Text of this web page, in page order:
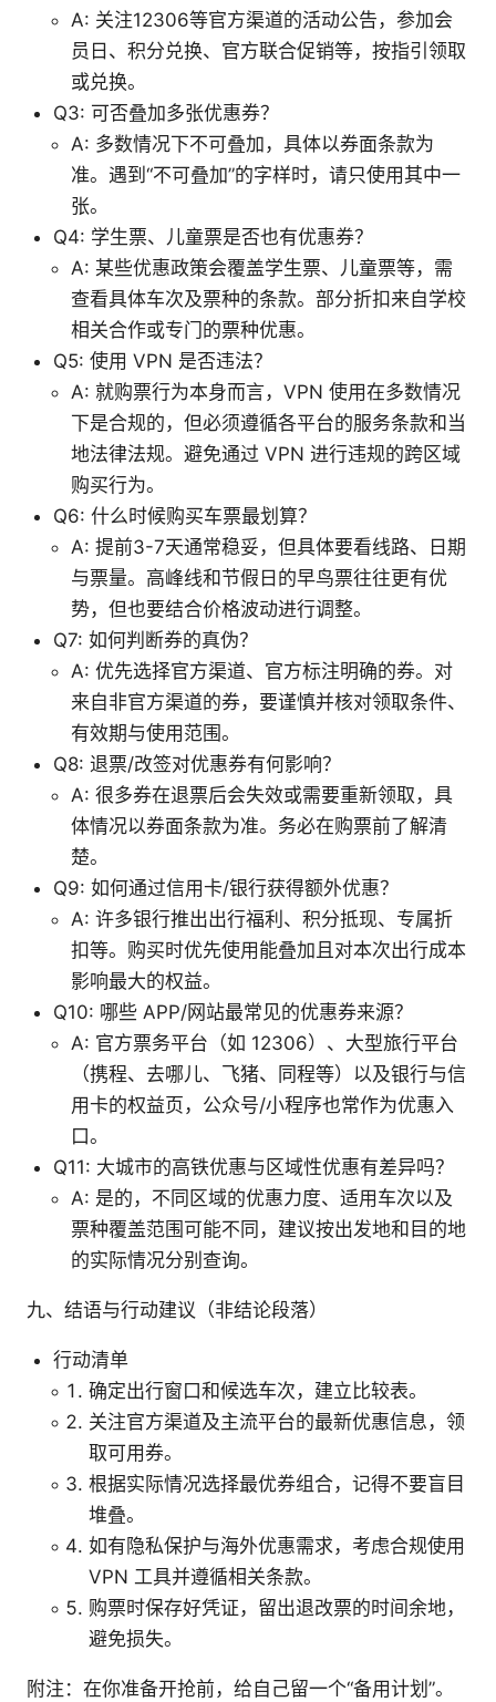
A: 关注12306等官方渠道的活动公告，参加会
员日、积分兑换、官方联合促销等，按指引领取
或兑换。
Q3: 可否叠加多张优惠券？
A: 多数情况下不可叠加，具体以券面条款为
准。遇到“不可叠加”的字样时，请只使用其中一
张。
Q4: 学生票、儿童票是否也有优惠券？
A: 某些优惠政策会覆盖学生票、儿童票等，需
查看具体车次及票种的条款。部分折扣来自学校
相关合作或专门的票种优惠。
Q5: 使用 VPN 是否违法？
A: 就购票行为本身而言，VPN 使用在多数情况
下是合规的，但必须遵循各平台的服务条款和当
地法律法规。避免通过 VPN 进行违规的跨区域
购买行为。
Q6: 什么时候购买车票最划算？
A: 提前3-7天通常稳妥，但具体要看线路、日期
与票量。高峰线和节假日的早鸟票往往更有优
势，但也要结合价格波动进行调整。
Q7: 如何判断券的真伪？
A: 优先选择官方渠道、官方标注明确的券。对
来自非官方渠道的券，要谨慎并核对领取条件、
有效期与使用范围。
Q8: 退票/改签对优惠券有何影响？
A: 很多券在退票后会失效或需要重新领取，具
体情况以券面条款为准。务必在购票前了解清
楚。
Q9: 如何通过信用卡/银行获得额外优惠？
A: 许多银行推出出行福利、积分抵现、专属折
扣等。购买时优先使用能叠加且对本次出行成本
影响最大的权益。
Q10: 哪些 APP/网站最常见的优惠券来源？
A: 官方票务平台（如 12306）、大型旅行平台
（携程、去哪儿、飞猪、同程等）以及银行与信
用卡的权益页，公众号/小程序也常作为优惠入
口。
Q11: 大城市的高铁优惠与区域性优惠有差异吗？
A: 是的，不同区域的优惠力度、适用车次以及
票种覆盖范围可能不同，建议按出发地和目的地
的实际情况分别查询。
九、结语与行动建议（非结论段落）
行动清单
确定出行窗口和候选车次，建立比较表。
关注官方渠道及主流平台的最新优惠信息，领
取可用券。
根据实际情况选择最优券组合，记得不要盲目
堆叠。
如有隐私保护与海外优惠需求，考虑合规使用
VPN 工具并遵循相关条款。
购票时保存好凭证，留出退改票的时间余地，
避免损失。
附注：在你准备开抢前，给自己留一个“备用计划”。